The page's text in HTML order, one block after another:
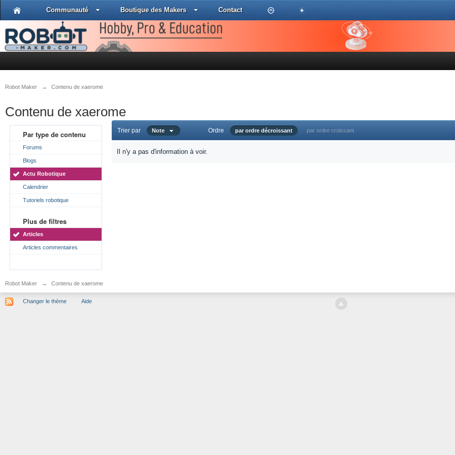
Communauté Boutique des Makers Contact
Robot Maker → Contenu de xaerome
Contenu de xaerome
Par type de contenu
Forums
Blogs
Actu Robotique
Calendrier
Tutoriels robotique
Plus de filtres
Articles
Articles commentaires
Trier par Note Ordre par ordre décroissant par ordre croissant
Il n'y a pas d'information à voir.
Robot Maker → Contenu de xaerome
Changer le thème Aide